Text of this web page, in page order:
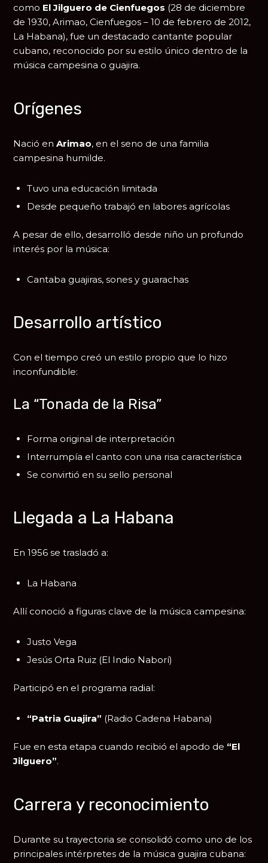
como El Jilguero de Cienfuegos (28 de diciembre
de 1930, Arimao, Cienfuegos – 10 de febrero de 2012,
La Habana), fue un destacado cantante popular
cubano, reconocido por su estilo único dentro de la
música campesina o guajira.
Orígenes
Nació enArimao, en el seno de una familia
campesina humilde.
Tuvo una educación limitada
Desde pequeño trabajó en labores agrícolas
A pesar de ello, desarrolló desde niño un profundo
interés por la música:
Cantaba guajiras, sones y guarachas
Desarrollo artístico
Con el tiempo creó un estilo propio que lo hizo
inconfundible:
La “Tonada de la Risa”
Forma original de interpretación
Interrumpía el canto con una risa característica
Se convirtió en su sello personal
Llegada a La Habana
En 1956 se trasladó a:
La Habana
Allí conoció a figuras clave de la música campesina:
Justo Vega
Jesús Orta Ruiz (El Indio Naborí)
Participó en el programa radial:
“Patria Guajira” (Radio Cadena Habana)
Fue en esta etapa cuando recibió el apodo de “El
Jilguero”.
Carrera y reconocimiento
Durante su trayectoria se consolidó como uno de los
principales intérpretes de la música guajira cubana: